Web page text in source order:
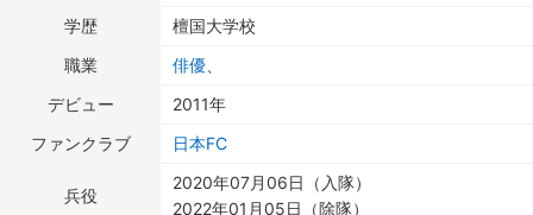
学歴
檀国大学校
職業
俳優
デビュー
2011年
ファンクラブ
日本FC
兵役
2020年07月06日（入隊）
2022年01月05日（除隊）